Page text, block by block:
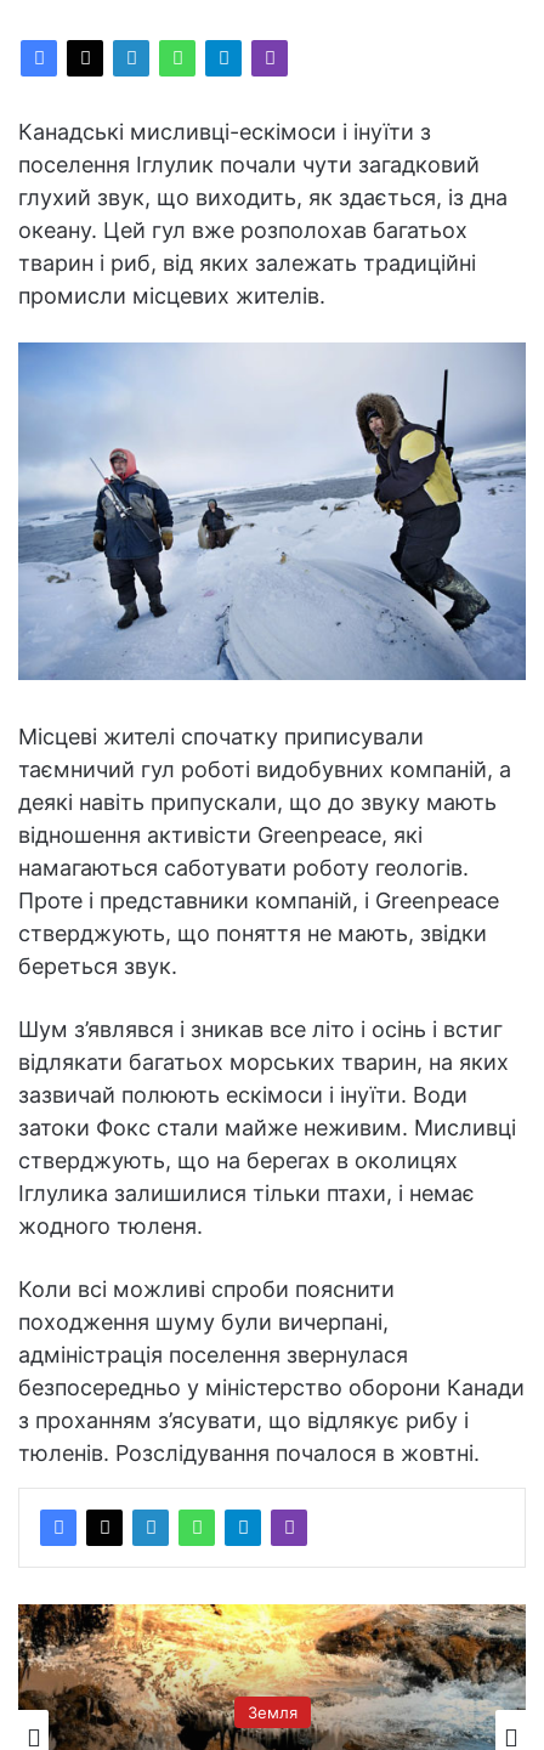
Канадські мисливці-ескімоси і інуїти з
поселення Іглулик почали чути загадковий
глухий звук, що виходить, як здається, із дна
океану. Цей гул вже розполохав багатьох
тварин і риб, від яких залежать традиційні
промисли місцевих жителів.
Місцеві жителі спочатку приписували
таємничий гул роботі видобувних компаній, а
деякі навіть припускали, що до звуку мають
відношення активісти Greenpeace, які
намагаються саботувати роботу геологів.
Проте і представники компаній, і Greenpeace
стверджують, що поняття не мають, звідки
береться звук.
Шум з’являвся і зникав все літо і осінь і встиг
відлякати багатьох морських тварин, на яких
зазвичай полюють ескімоси і інуїти. Води
затоки Фокс стали майже неживим. Мисливці
стверджують, що на берегах в околицях
Іглулика залишилися тільки птахи, і немає
жодного тюленя.
Коли всі можливі спроби пояснити
походження шуму були вичерпані,
адміністрація поселення звернулася
безпосередньо у міністерство оборони Канади
з проханням з’ясувати, що відлякує рибу і
тюленів. Розслідування почалося в жовтні.
Земля